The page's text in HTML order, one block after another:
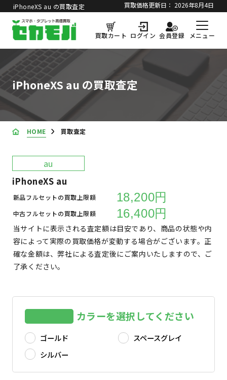
買取価格更新日： 2026年8月4日
iPhoneXS au の買取査定
買取カート ログイン 会員登録 メニュー
iPhoneXS au の買取査定
HOME 買取査定
au
iPhoneXS au
新品フルセットの買取上限額 18,200円
中古フルセットの買取上限額 16,400円
当サイトに表示される査定額は目安であり、商品の状態や内
容によって実際の買取価格が変動する場合がございます。正
確な金額は、弊社による査定後にご案内いたしますので、ご
了承ください。
カラーを選択してください
ゴールド
スペースグレイ
シルバー